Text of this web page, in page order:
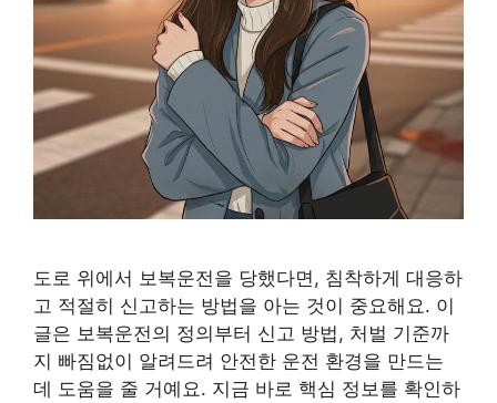
도로 위에서 보복운전을 당했다면, 침착하게 대응하
고 적절히 신고하는 방법을 아는 것이 중요해요. 이
글은 보복운전의 정의부터 신고 방법, 처벌 기준까
지 빠짐없이 알려드려 안전한 운전 환경을 만드는
데 도움을 줄 거예요. 지금 바로 핵심 정보를 확인하